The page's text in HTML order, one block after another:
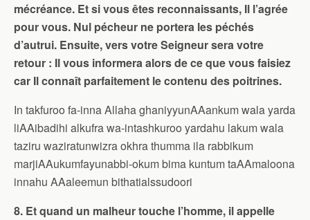
mécréance. Et si vous êtes reconnaissants, Il l’agrée
pour vous. Nul pécheur ne portera les péchés
d’autrui. Ensuite, vers votre Seigneur sera votre
retour : Il vous informera alors de ce que vous faisiez
car Il connaît parfaitement le contenu des poitrines.
In takfuroo fa-inna Allaha ghaniyyunAAankum wala yarda
liAAibadihi alkufra wa-intashkuroo yardahu lakum wala
taziru waziratunwizra okhra thumma ila rabbikum
marjiAAukumfayunabbi-okum bima kuntum taAAmaloona
innahu AAaleemun bithatialssudoori
8. Et quand un malheur touche l’homme, il appelle